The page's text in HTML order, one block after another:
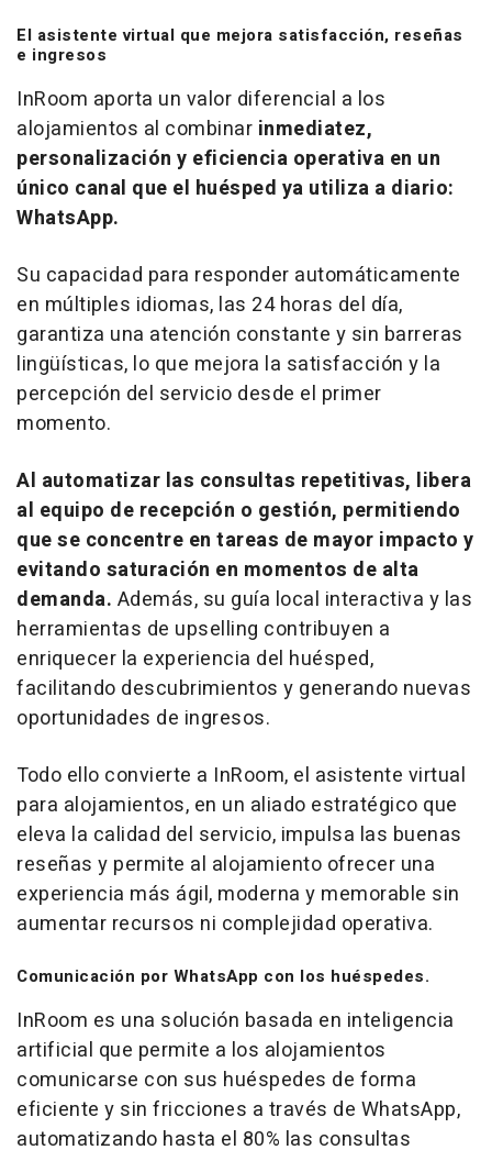
El asistente virtual que mejora satisfacción, reseñas
e ingresos
InRoom aporta un valor diferencial a los
alojamientos al combinar inmediatez,
personalización y eficiencia operativa en un
único canal que el huésped ya utiliza a diario:
WhatsApp.
Su capacidad para responder automáticamente
en múltiples idiomas, las 24 horas del día,
garantiza una atención constante y sin barreras
lingüísticas, lo que mejora la satisfacción y la
percepción del servicio desde el primer
momento.
Al automatizar las consultas repetitivas, libera
al equipo de recepción o gestión, permitiendo
que se concentre en tareas de mayor impacto y
evitando saturación en momentos de alta
demanda. Además, su guía local interactiva y las
herramientas de upselling contribuyen a
enriquecer la experiencia del huésped,
facilitando descubrimientos y generando nuevas
oportunidades de ingresos.
Todo ello convierte a InRoom, el asistente virtual
para alojamientos, en un aliado estratégico que
eleva la calidad del servicio, impulsa las buenas
reseñas y permite al alojamiento ofrecer una
experiencia más ágil, moderna y memorable sin
aumentar recursos ni complejidad operativa.
Comunicación por WhatsApp con los huéspedes.
InRoom es una solución basada en inteligencia
artificial que permite a los alojamientos
comunicarse con sus huéspedes de forma
eficiente y sin fricciones a través de WhatsApp,
automatizando hasta el 80% las consultas